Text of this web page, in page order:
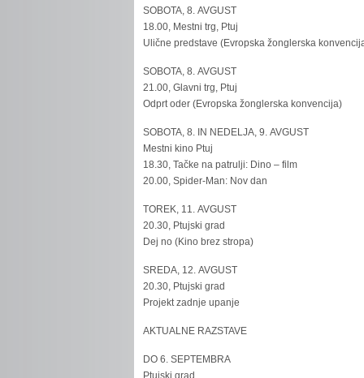
SOBOTA, 8. AVGUST
18.00, Mestni trg, Ptuj
Ulične predstave (Evropska žonglerska
SOBOTA, 8. AVGUST
21.00, Glavni trg, Ptuj
Odprt oder (Evropska žonglerska konvencija)
SOBOTA, 8. IN NEDELJA, 9. AVGUST
Mestni kino Ptuj
18.30, Tačke na patrulji: Dino – film
20.00, Spider-Man: Nov dan
TOREK, 11. AVGUST
20.30, Ptujski grad
Dej no (Kino brez stropa)
SREDA, 12. AVGUST
20.30, Ptujski grad
Projekt zadnje upanje
AKTUALNE RAZSTAVE
DO 6. SEPTEMBRA
Ptujski grad